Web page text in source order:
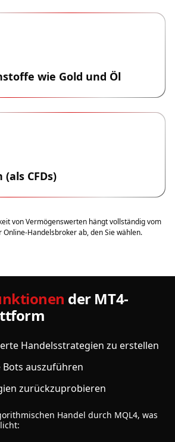
wie Gold und Öl
CFDs)
von Vermögenswerten hängt vollständig vom
Online-Handelsbroker ab, den Sie wählen.
der MT4-
Handelsstrategien zu erstellen
auszuführen
zurückzuprobieren
Handel durch MQL4, was